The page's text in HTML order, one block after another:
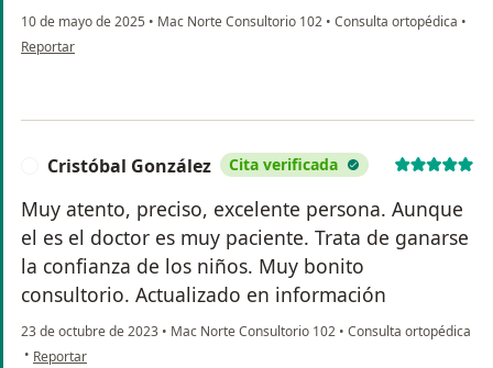
10 de mayo de 2025 • Mac Norte Consultorio 102 • Consulta ortopédica •
en opinión del usuario Elvira Becerra Villalpando
Reportar
Cristóbal González Cita verificada
Muy atento, preciso, excelente persona. Aunque
el es el doctor es muy paciente. Trata de ganarse
la confianza de los niños. Muy bonito
consultorio. Actualizado en información
23 de octubre de 2023 • Mac Norte Consultorio 102 • Consulta ortopédica
• en opinión del usuario Cristóbal González
Reportar